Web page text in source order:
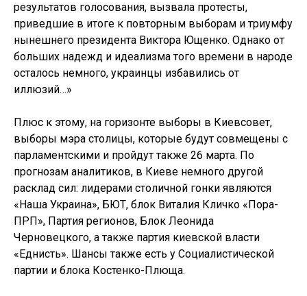
результатов голосования, вызвала протесты,
приведшие в итоге к повторным выборам и триумфу
нынешнего президента Виктора Ющенко. Однако от
больших надежд и идеализма того времени в народе
осталось немного, украинцы избавились от
иллюзий…»
Плюс к этому, на горизонте выборы в Киевсовет,
выборы мэра столицы, которые будут совмещены с
парламентскими и пройдут также 26 марта. По
прогнозам аналитиков, в Киеве немного другой
расклад сил: лидерами столичной гонки являются
«Наша Украина», БЮТ, блок Виталия Кличко «Пора-
ПРП», Партия регионов, Блок Леонида
Черновецкого, а также партия киевской власти
«Еднисть». Шансы также есть у Социалистической
партии и блока Костенко-Плюща.